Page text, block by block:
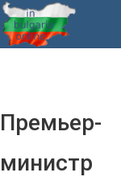
Премьер-
министр